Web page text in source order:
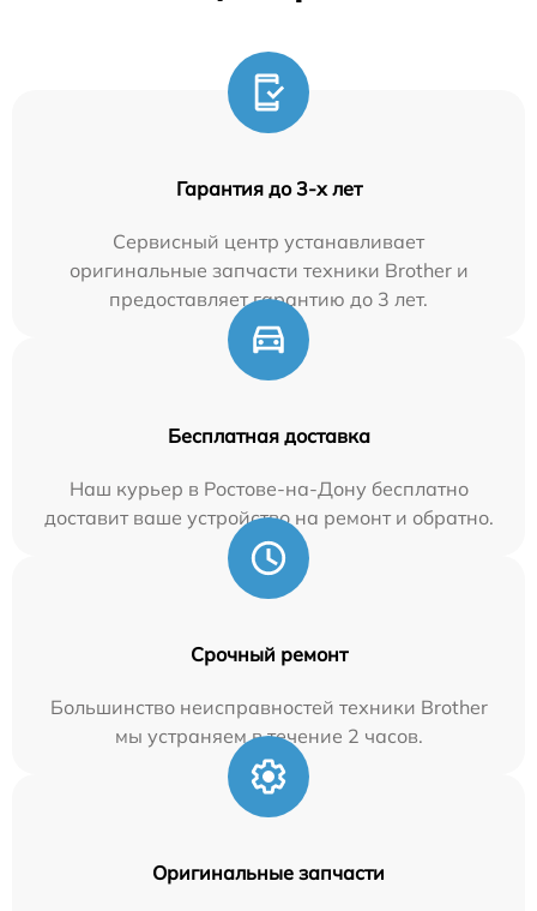
Гарантия до 3-х лет
Сервисный центр устанавливает
оригинальные запчасти техники Brother и
предоставляет гарантию до 3 лет.
Бесплатная доставка
Наш курьер в Ростове-на-Дону бесплатно
доставит ваше устройство на ремонт и обратно.
Срочный ремонт
Большинство неисправностей техники Brother
мы устраняем в течение 2 часов.
Оригинальные запчасти